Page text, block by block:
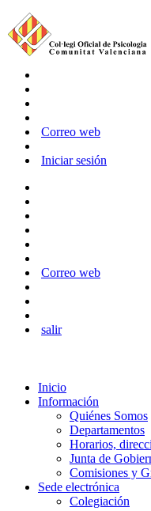
Correo web
Iniciar sesión
Correo web
salir
Inicio
Información
Quiénes Somos
Departamentos
Horarios,
Junta de
Comisiones y
Sede electrónica
Colegiación